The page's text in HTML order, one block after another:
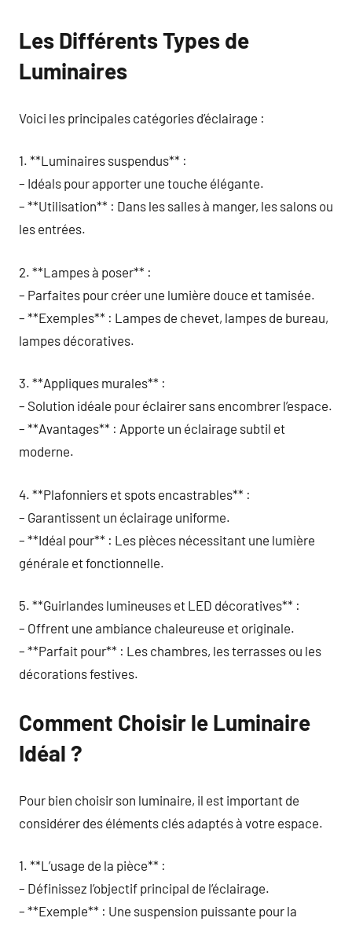
Les Différents Types de
Luminaires
Voici les principales catégories d’éclairage :
1. **Luminaires suspendus** :
– Idéals pour apporter une touche élégante.
– **Utilisation** : Dans les salles à manger, les salons ou
les entrées.
2. **Lampes à poser** :
– Parfaites pour créer une lumière douce et tamisée.
– **Exemples** : Lampes de chevet, lampes de bureau,
lampes décoratives.
3. **Appliques murales** :
– Solution idéale pour éclairer sans encombrer l’espace.
– **Avantages** : Apporte un éclairage subtil et
moderne.
4. **Plafonniers et spots encastrables** :
– Garantissent un éclairage uniforme.
– **Idéal pour** : Les pièces nécessitant une lumière
générale et fonctionnelle.
5. **Guirlandes lumineuses et LED décoratives** :
– Offrent une ambiance chaleureuse et originale.
– **Parfait pour** : Les chambres, les terrasses ou les
décorations festives.
Comment Choisir le Luminaire
Idéal ?
Pour bien choisir son luminaire, il est important de
considérer des éléments clés adaptés à votre espace.
1. **L’usage de la pièce** :
– Définissez l’objectif principal de l’éclairage.
– **Exemple** : Une suspension puissante pour la